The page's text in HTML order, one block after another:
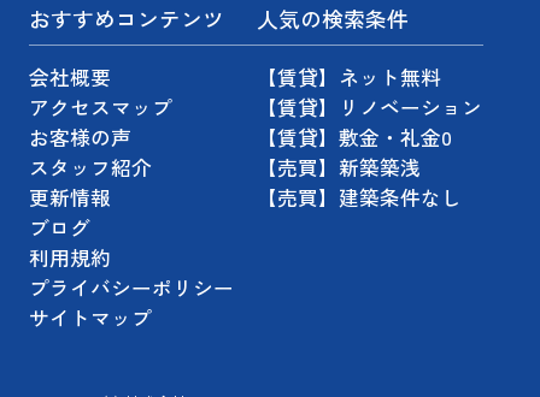
おすすめコンテンツ
会社概要
アクセスマップ
お客様の声
スタッフ紹介
更新情報
ブログ
利用規約
プライバシーポリシー
サイトマップ
人気の検索条件
【賃貸】ネット無料
【賃貸】リノベーション
【賃貸】敷金・礼金0
【売買】新築築浅
【売買】建築条件なし